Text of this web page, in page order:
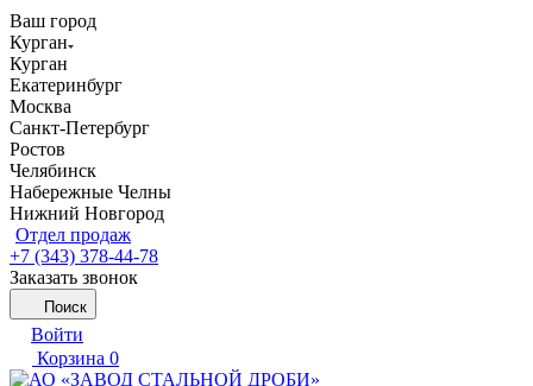
Ваш город
Курган
Курган
Екатеринбург
Москва
Санкт-Петербург
Ростов
Челябинск
Набережные Челны
Нижний Новгород
Отдел продаж
+7 (343) 378-44-78
Заказать звонок
Поиск
Войти
Корзина 0